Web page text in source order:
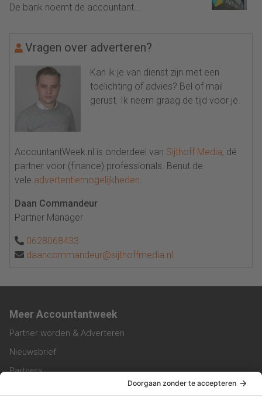
De bank noemt de accountant...
Vragen over adverteren?
Kan ik je van dienst zijn met een
toelichting of advies? Bel of mail
gerust. Ik neem graag de tijd voor je.
AccountantWeek.nl is onderdeel van Sijthoff Media, dé
partner voor (finance) professionals. Benut de
vele advertentiemogelijkheden.
Daan Commandeur
Partner Manager
0628068433
daancommandeur@sijthoffmedia.nl
Meer Accountantweek
Partner worden & Adverteren
Nieuwsbrief
Partners